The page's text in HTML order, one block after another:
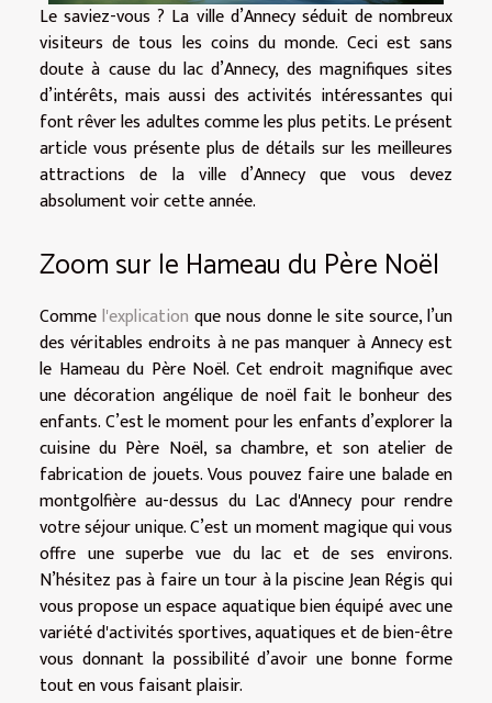
Le saviez-vous ? La ville d’Annecy séduit de nombreux
visiteurs de tous les coins du monde. Ceci est sans
doute à cause du lac d’Annecy, des magnifiques sites
d’intérêts, mais aussi des activités intéressantes qui
font rêver les adultes comme les plus petits. Le présent
article vous présente plus de détails sur les meilleures
attractions de la ville d’Annecy que vous devez
absolument voir cette année.
Zoom sur le Hameau du Père Noël
Commel'explication que nous donne le site source, l’un
des véritables endroits à ne pas manquer à Annecy est
le Hameau du Père Noël. Cet endroit magnifique avec
une décoration angélique de noël fait le bonheur des
enfants. C’est le moment pour les enfants d’explorer la
cuisine du Père Noël, sa chambre, et son atelier de
fabrication de jouets. Vous pouvez faire une balade en
montgolfière au-dessus du Lac d'Annecy pour rendre
votre séjour unique. C’est un moment magique qui vous
offre une superbe vue du lac et de ses environs.
N’hésitez pas à faire un tour à la piscine Jean Régis qui
vous propose un espace aquatique bien équipé avec une
variété d'activités sportives, aquatiques et de bien-être
vous donnant la possibilité d’avoir une bonne forme
tout en vous faisant plaisir.